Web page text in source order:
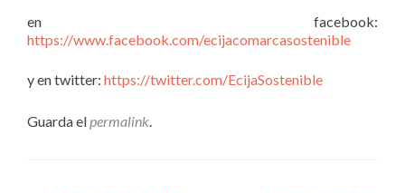
en facebook:
https://www.facebook.com/ecijacomarcasostenible
y en twitter: https://twitter.com/EcijaSostenible
Guarda elpermalink.